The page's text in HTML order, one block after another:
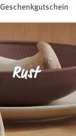
Geschenkgutschein
Rust